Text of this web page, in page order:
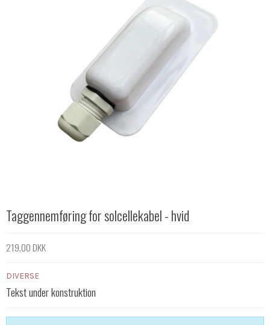
Taggennemføring for solcellekabel - hvid
219,00 DKK
DIVERSE
Tekst under konstruktion